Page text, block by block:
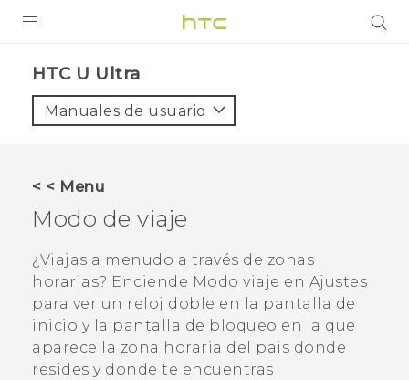
VIVE
AYUDA
Dispositivos y accesorios HTC
Iniciar sesión
HTC U Ultra‎
Manuales de usuario
< < Menu
Modo de viaje
¿Viajas a menudo a través de zonas
horarias? Enciende Modo viaje en Ajustes
para ver un reloj doble en la pantalla de
inicio y la pantalla de bloqueo en la que
aparece la zona horaria del pais donde
resides y donde te encuentras